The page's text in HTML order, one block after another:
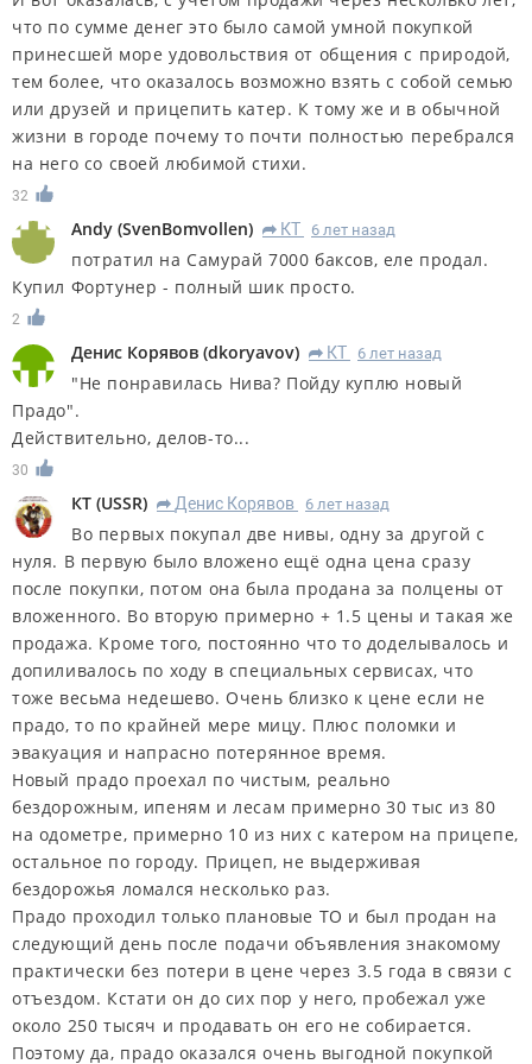
что по сумме денег это было самой умной покупкой
принесшей море удовольствия от общения с природой,
тем более, что оказалось возможно взять с собой семью
или друзей и прицепить катер. К тому же и в обычной
жизни в городе почему то почти полностью перебрался
на него со своей любимой стихи.
32
Andy (SvenBomvollen) R КT 6 лет назад
потратил на Самурай 7000 баксов, еле продал.
Купил Фортунер - полный шик просто.
2
Денис Корявов (dkoryavov) R КT 6 лет назад
"Не понравилась Нива? Пойду куплю новый
Прадо".
Действительно, делов-то...
30
КT (USSR) R Денис Корявов 6 лет назад
Во первых покупал две нивы, одну за другой с
нуля. В первую было вложено ещё одна цена сразу
после покупки, потом она была продана за полцены от
вложенного. Во вторую примерно + 1.5 цены и такая же
продажа. Кроме того, постоянно что то доделывалось и
допиливалось по ходу в специальных сервисах, что
тоже весьма недешево. Очень близко к цене если не
прадо, то по крайней мере мицу. Плюс поломки и
эвакуация и напрасно потерянное время.
Новый прадо проехал по чистым, реально
бездорожным, ипеням и лесам примерно 30 тыс из 80
на одометре, примерно 10 из них с катером на прицепе,
остальное по городу. Прицеп, не выдерживая
бездорожья ломался несколько раз.
Прадо проходил только плановые ТО и был продан на
следующий день после подачи объявления знакомому
практически без потери в цене через 3.5 года в связи с
отъездом. Кстати он до сих пор у него, пробежал уже
около 250 тысяч и продавать он его не собирается.
Поэтому да, прадо оказался очень выгодной покупкой